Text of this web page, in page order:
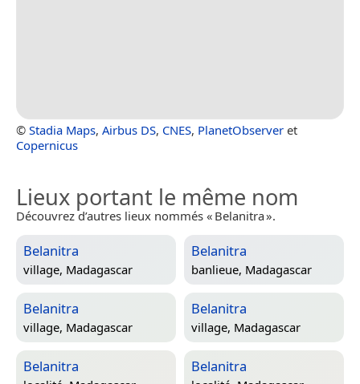
© Stadia Maps, Airbus DS, CNES, PlanetObserver et
Copernicus
Lieux portant le même nom
Découvrez d’autres lieux nommés « Belanitra ».
Belanitra
village, Madagascar
Belanitra
banlieue, Madagascar
Belanitra
village, Madagascar
Belanitra
village, Madagascar
Belanitra Belanitra